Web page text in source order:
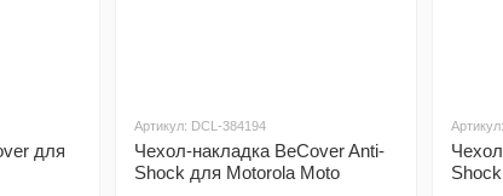
для
Артикул: DCL-384194
Чехол-накладка BeCover Anti-
Shock для Motorola Moto